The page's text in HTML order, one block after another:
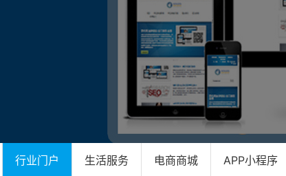
行业门户 生活服务 电商商城 APP小程序